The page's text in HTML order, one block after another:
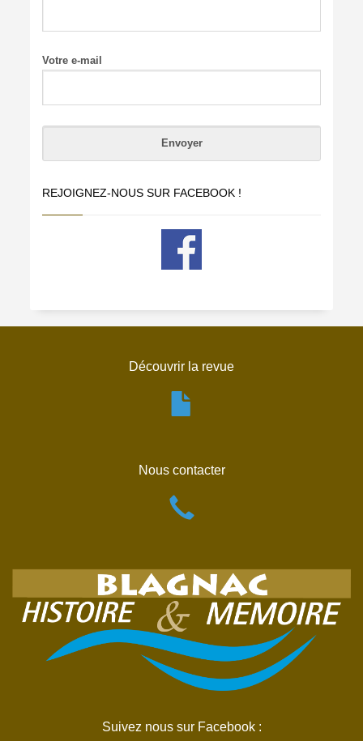
Votre e-mail
REJOIGNEZ-NOUS SUR FACEBOOK !
Découvrir la revue
Nous contacter
Suivez nous sur Facebook :